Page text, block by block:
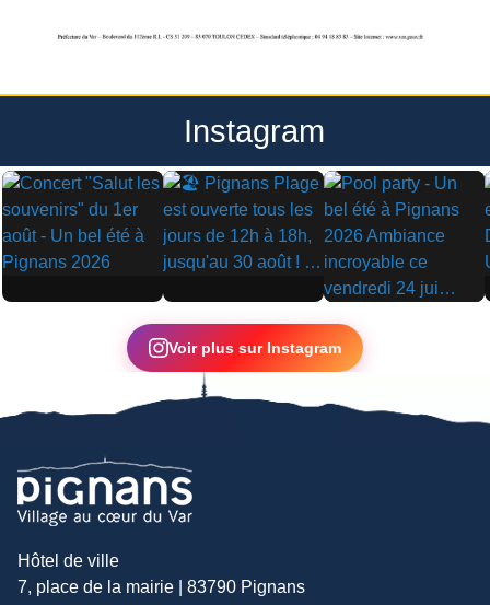
Instagram
▶ ▶
▶
Voir plus sur Instagram
Hôtel de ville
7, place de la mairie | 83790 Pignans